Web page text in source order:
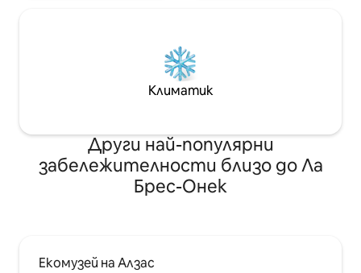
Климатик
Други най-популярни
забележителности близо до Ла
Брес-Онек
Екомузей на Алзас